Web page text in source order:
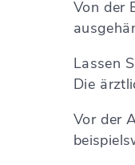
Von der
Lassen
Die
Vor der